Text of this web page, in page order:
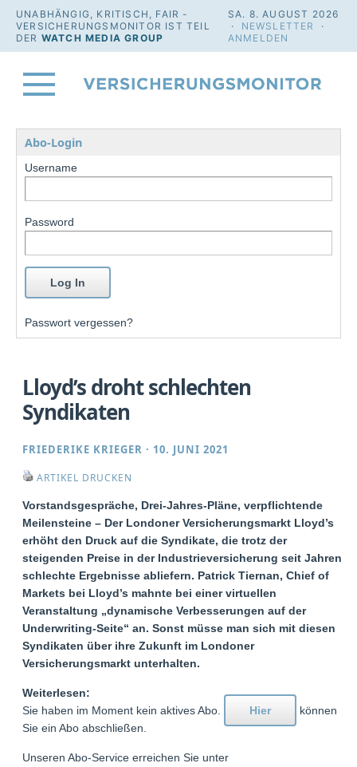
UNABHÄNGIG, KRITISCH, FAIR -
VERSICHERUNGSMONITOR IST TEIL
DER WATCH MEDIA GROUP
SA. 8. AUGUST 2026
· NEWSLETTER
·
ANMELDEN
Abo-Login
Username
Password
Passwort vergessen?
Lloyd’s droht schlechten
Syndikaten
FRIEDERIKE KRIEGER · 10. JUNI 2021
ARTIKEL DRUCKEN
Vorstandsgespräche, Drei-Jahres-Pläne, verpflichtende
Meilensteine – Der Londoner Versicherungsmarkt Lloyd’s
erhöht den Druck auf die Syndikate, die trotz der
steigenden Preise in der Industrieversicherung seit Jahren
schlechte Ergebnisse abliefern. Patrick Tiernan, Chief of
Markets bei Lloyd’s mahnte bei einer virtuellen
Veranstaltung „dynamische Verbesserungen auf der
Underwriting-Seite“ an. Sonst müsse man sich mit diesen
Syndikaten über ihre Zukunft im Londoner
Versicherungsmarkt unterhalten.
Weiterlesen:
Sie haben im Moment kein aktives Abo.
Hier
können
Sie ein Abo abschließen.
Unseren Abo-Service erreichen Sie unter